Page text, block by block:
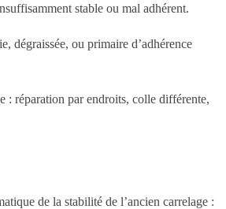
stable ou mal adhérent.
dégraissée, ou primaire d’adhérence
: réparation par endroits, colle différente,
de la stabilité de l’ancien carrelage :